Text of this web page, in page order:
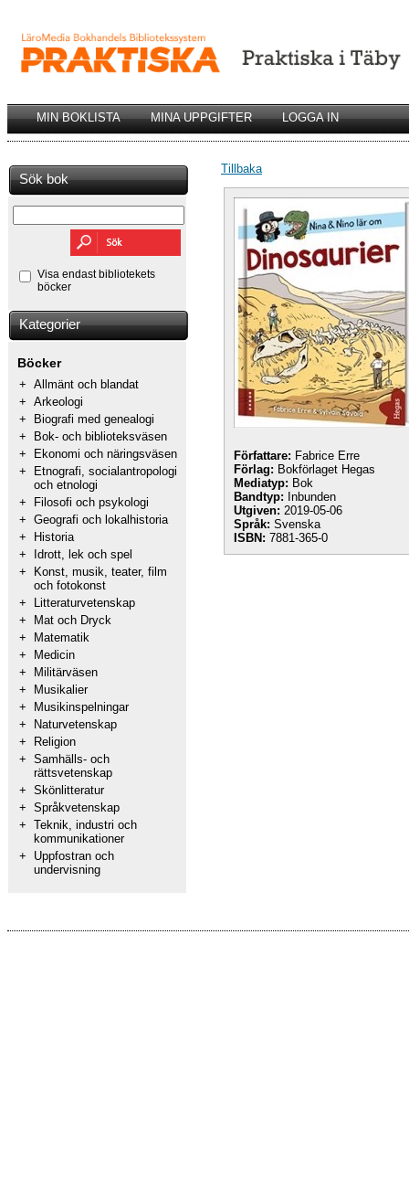
MIN BOKLISTA MINA UPPGIFTER LOGGA IN
Sök bok
Visa endast bibliotekets
böcker
Kategorier
Böcker
+ Allmänt och blandat
+ Arkeologi
+
Biografi med genealogi
+
Bok- och biblioteksväsen
+
Ekonomi och näringsväsen
+
Etnografi, socialantropologi
och etnologi
+
Filosofi och psykologi
+ Geografi och lokalhistoria
+
Historia
+
Idrott, lek och spel
+
Konst, musik, teater, film
och fotokonst
+
Litteraturvetenskap
+
Mat och Dryck
+
Matematik
+
Medicin
+
Militärväsen
+
Musikalier
+
Musikinspelningar
+
Naturvetenskap
+
Religion
+ Samhälls- och
rättsvetenskap
+ Skönlitteratur
+ Språkvetenskap
+ Teknik, industri och
kommunikationer
+
Uppfostran och
undervisning
Tillbaka
Författare: Fabrice Erre
Förlag: Bokförlaget Hegas
Mediatyp: Bok
Bandtyp: Inbunden
Utgiven: 2019-05-06
Språk: Svenska
ISBN: 7881-365-0